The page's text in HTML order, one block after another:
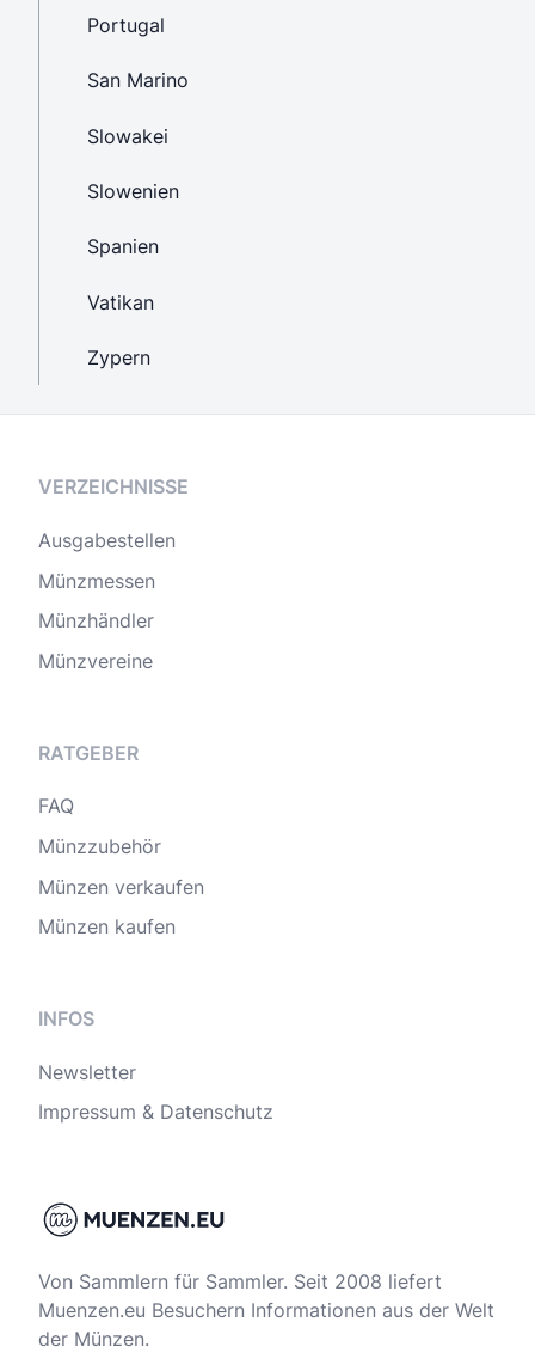
Portugal
San Marino
Slowakei
Slowenien
Spanien
Vatikan
Zypern
Von Sammlern für Sammler. Seit 2008 liefert
Muenzen.eu Besuchern Informationen aus der Welt
der Münzen.
VERZEICHNISSE
Ausgabestellen
Münzmessen
Münzhändler
Münzvereine
RATGEBER
FAQ
Münzzubehör
Münzen verkaufen
Münzen kaufen
INFOS
Newsletter
Impressum & Datenschutz